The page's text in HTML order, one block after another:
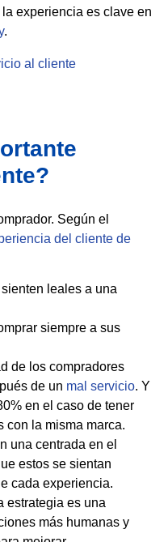
experiencia es clave en
.
Según el
del cliente de
leales a una
siempre a sus
de los compradores
de un mal servicio. Y
en el caso de tener
con la misma marca.
una centrada en el
estos se sientan
cada experiencia.
estrategia es una
más humanas y